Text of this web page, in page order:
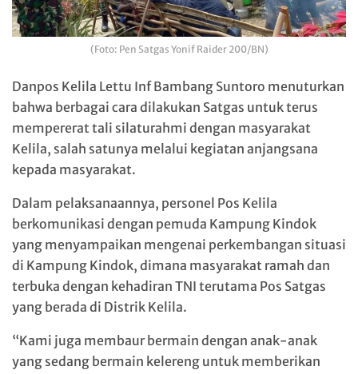
(Foto: Pen Satgas Yonif Raider 200/BN)
Danpos Kelila Lettu Inf Bambang Suntoro menuturkan
bahwa berbagai cara dilakukan Satgas untuk terus
mempererat tali silaturahmi dengan masyarakat
Kelila, salah satunya melalui kegiatan anjangsana
kepada masyarakat.
Dalam pelaksanaannya, personel Pos Kelila
berkomunikasi dengan pemuda Kampung Kindok
yang menyampaikan mengenai perkembangan situasi
di Kampung Kindok, dimana masyarakat ramah dan
terbuka dengan kehadiran TNI terutama Pos Satgas
yang berada di Distrik Kelila.
“Kami juga membaur bermain dengan anak-anak
yang sedang bermain kelereng untuk memberikan